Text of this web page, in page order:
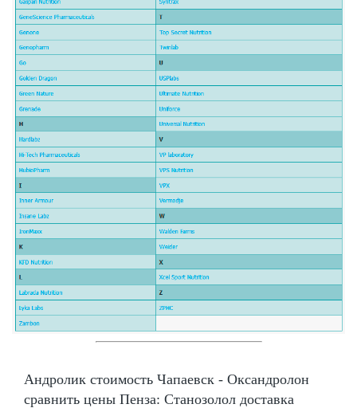
Андролик стоимость Чапаевск - Оксандролон
сравнить цены Пенза: Станозолол доставка